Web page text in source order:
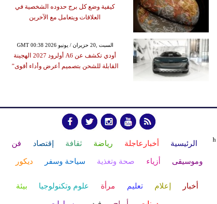
كيفية وضع كل برج حدوده الشخصية في
العلاقات ويتعامل مع الآخرين
GMT 00:38 2026 السبت ,20 حزيران / يونيو
أودي تكشف عن A6 أولرود 2027 الهجينة
القابلة للشحن بتصميم أعرض وأداء أقوى”
h الرئيسية أخبارعاجلة رياضة ثقافة إقتصاد فن
وموسيقى أزياء صحة وتغذية سياحة وسفر ديكور
أخبار إعلام تعليم مرأة علوم وتكنولوجيا بيئة